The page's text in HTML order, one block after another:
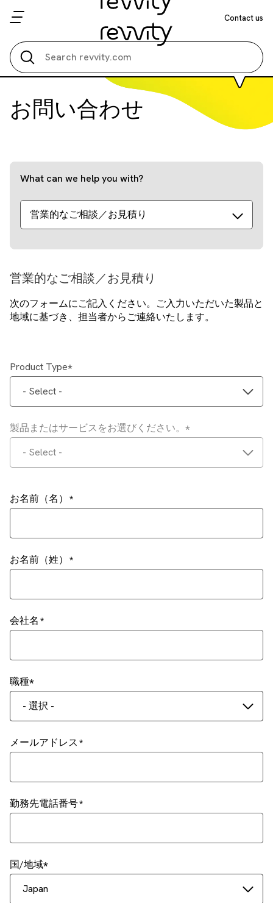
Contact us
お問い合わせ
What can we help you with?
営業的なご相談／お見積り
営業的なご相談／お見積り
次のフォームにご記入ください。ご入力いただいた製品と
地域に基づき、担当者からご連絡いたします。
Product Type
- Select -
製品またはサービスをお選びください。
- Select -
お名前（名）
お名前（姓）
会社名
職種
- 選択 -
メールアドレス
勤務先電話番号
国/地域
Japan